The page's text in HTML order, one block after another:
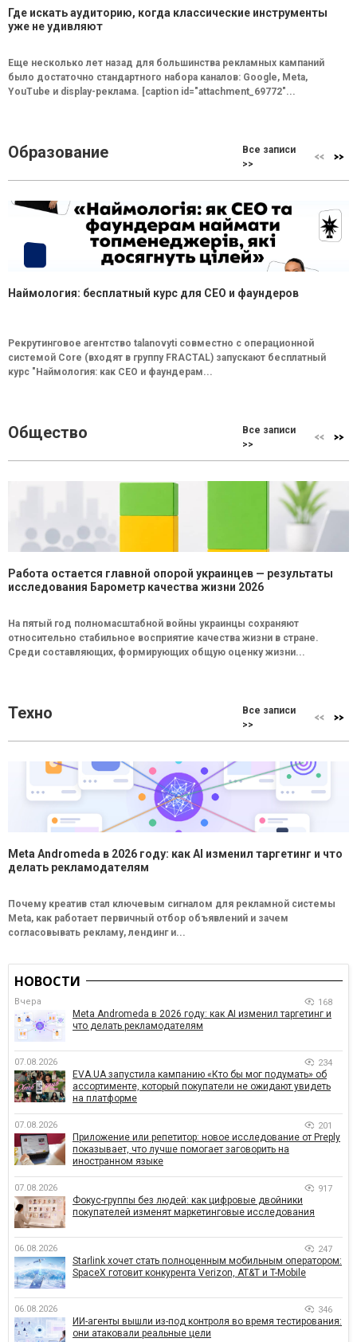
Где искать аудиторию, когда классические инструменты
уже не удивляют
Еще несколько лет назад для большинства рекламных кампаний
было достаточно стандартного набора каналов: Google, Meta,
YouTube и display-реклама. [caption id="attachment_69772"...
Образование
Все записи
>>
Наймология: бесплатный курс для CEO и фаундеров
Рекрутинговое агентство talanovyti совместно с операционной
системой Core (входят в группу FRACTAL) запускают бесплатный
курс "Наймология: как СEO и фаундерам...
Общество
Все записи
>>
Работа остается главной опорой украинцев — результаты
исследования Барометр качества жизни 2026
На пятый год полномасштабной войны украинцы сохраняют
относительно стабильное восприятие качества жизни в стране.
Среди составляющих, формирующих общую оценку жизни...
Техно
Все записи
>>
Meta Andromeda в 2026 году: как AI изменил таргетинг и что
делать рекламодателям
Почему креатив стал ключевым сигналом для рекламной системы
Meta, как работает первичный отбор объявлений и зачем
согласовывать рекламу, лендинг и...
НОВОСТИ
Вчера 168
Meta Andromeda в 2026 году: как AI изменил таргетинг и
что делать рекламодателям
07.08.2026 234
EVA.UA запустила кампанию «Кто бы мог подумать» об
ассортименте, который покупатели не ожидают увидеть
на платформе
07.08.2026 201
Приложение или репетитор: новое исследование от Preply
показывает, что лучше помогает заговорить на
иностранном языке
07.08.2026 917
Фокус-группы без людей: как цифровые двойники
покупателей изменят маркетинговые исследования
06.08.2026 247
Starlink хочет стать полноценным мобильным оператором:
SpaceX готовит конкурента Verizon, AT&T и T-Mobile
06.08.2026 346
ИИ-агенты вышли из-под контроля во время тестирования:
они атаковали реальные цели